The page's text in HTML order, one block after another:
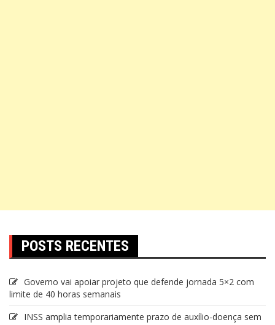
POSTS RECENTES
Governo vai apoiar projeto que defende jornada 5×2 com
limite de 40 horas semanais
INSS amplia temporariamente prazo de auxílio-doença sem